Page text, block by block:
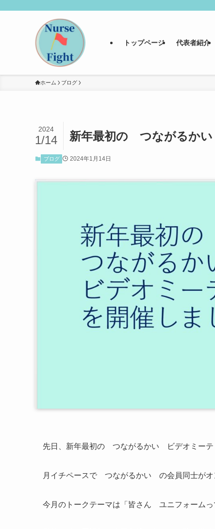
トップページ 代表者紹介
ホーム ブログ
新年最初の つながるか
2024
1/14
ブログ 2024年1月14日
先日、新年最初の つながるかい ビデオミーテ
月イチペースで つながるかい の会員同士がオ
今月のトークテーマは「皆さん ユニフォームっ